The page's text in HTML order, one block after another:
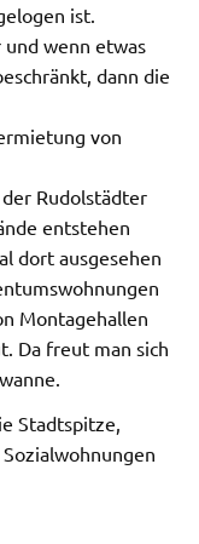
ist.
wenn etwas
dann die
von
Rudolstädter
entstehen
dort ausgesehen
Montagehallen
Da freut man sich
Stadtspitze,